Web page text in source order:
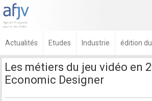
Actualités Etudes Industrie édition
Les métiers du jeu vidéo en
Economic Designer